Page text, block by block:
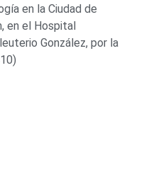
en la Ciudad de
en el Hospital
González, por la